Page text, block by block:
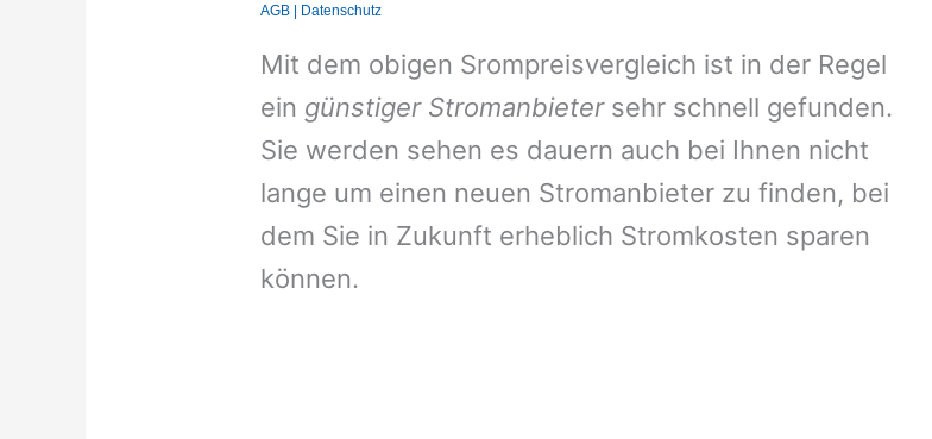
Mit dem obigen Srompreisvergleich ist in der Regel
ein günstiger Stromanbietersehr schnell gefunden.
Sie werden sehen es dauern auch bei Ihnen nicht
lange um einen neuen Stromanbieter zu finden, bei
dem Sie in Zukunft erheblich Stromkosten sparen
können.